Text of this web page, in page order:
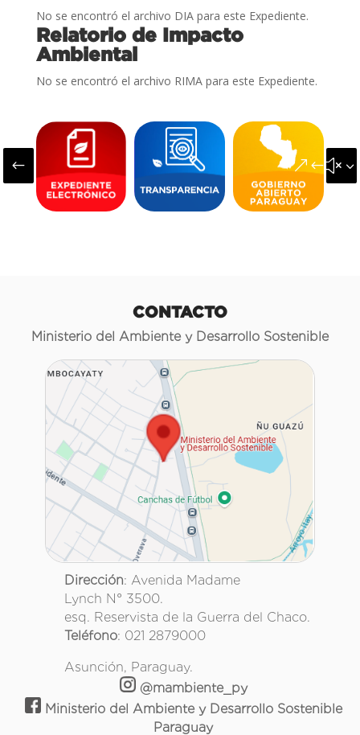
No se encontró el archivo DIA para este Expediente.
Relatorio de Impacto
Ambiental
No se encontró el archivo RIMA para este Expediente.
#
CONTACTO
Ministerio del Ambiente y Desarrollo Sostenible
Dirección: Avenida Madame
Lynch N° 3500.
esq. Reservista de la Guerra del Chaco.
Teléfono: 021 2879000
Asunción, Paraguay.
@mambiente_py
Ministerio del Ambiente y Desarrollo Sostenible
Paraguay